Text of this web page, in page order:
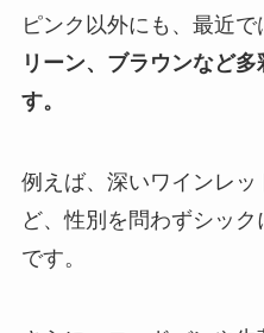
ピンク以外にも、最近で
リーン、ブラウンなど
す。
例えば、深いワインレ
ど、性別を問わずシッ
です。